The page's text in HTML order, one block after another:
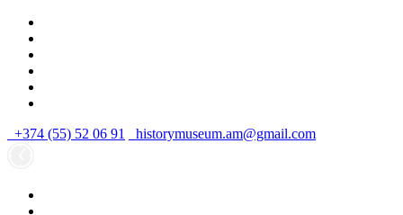
+374 (55) 52 06 91 historymuseum.am@gmail.com